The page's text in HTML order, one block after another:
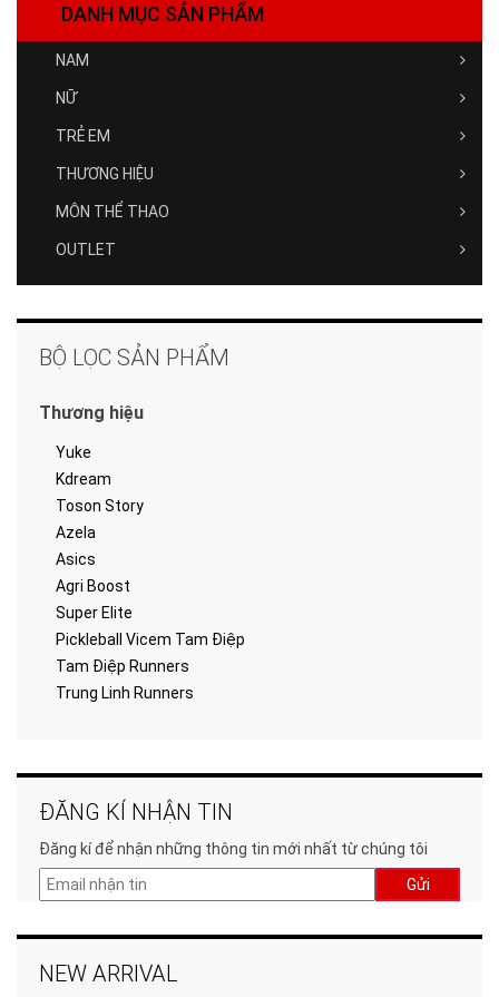
DANH MỤC SẢN PHẨM
NAM
NỮ
TRẺ EM
THƯƠNG HIỆU
MÔN THỂ THAO
OUTLET
BỘ LỌC SẢN PHẨM
Thương hiệu
Yuke
Kdream
Toson Story
Azela
Asics
Agri Boost
Super Elite
Pickleball Vicem Tam Điệp
Tam Điệp Runners
Trung Linh Runners
ĐĂNG KÍ NHẬN TIN
Đăng kí để nhận những thông tin mới nhất từ chúng tôi
Gửi
NEW ARRIVAL